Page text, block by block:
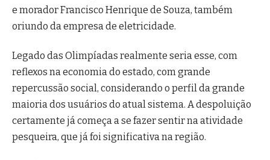
e morador Francisco Henrique de Souza, também
oriundo da empresa de eletricidade.
Legado das Olimpíadas realmente seria esse, com
reflexos na economia do estado, com grande
repercussão social, considerando o perfil da grande
maioria dos usuários do atual sistema. A despoluição
certamente já começa a se fazer sentir na atividade
pesqueira, que já foi significativa na região.